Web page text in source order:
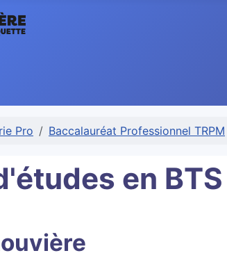
Pro Baccalauréat Professionnel TRPM
en BTS